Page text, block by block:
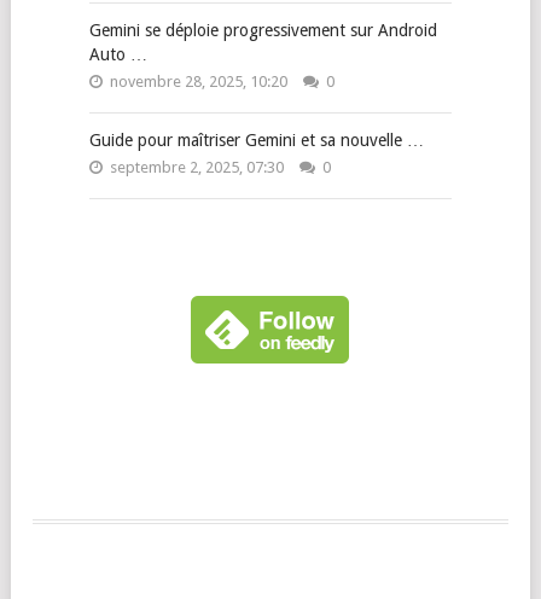
Gemini se déploie progressivement sur Android
Auto …
novembre 28, 2025, 10:20 0
Guide pour maîtriser Gemini et sa nouvelle …
septembre 2, 2025, 07:30 0